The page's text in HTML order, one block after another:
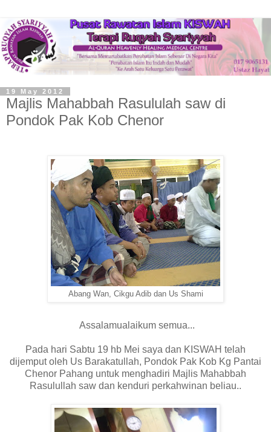
19 May 2012
Majlis Mahabbah Rasululah saw di
Pondok Pak Kob Chenor
Abang Wan, Cikgu Adib dan Us Shami
Assalamualaikum semua...
Pada hari Sabtu 19 hb Mei saya dan KISWAH telah
dijemput oleh Us Barakatullah, Pondok Pak Kob Kg Pantai
Chenor Pahang untuk menghadiri Majlis Mahabbah
Rasulullah saw dan kenduri perkahwinan beliau..